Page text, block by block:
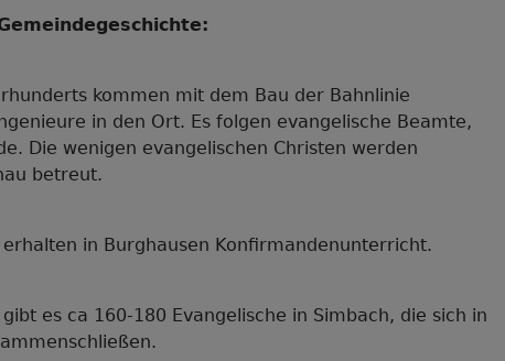
kommen mit dem Bau der Bahnlinie
in den Ort. Es folgen evangelische Beamte,
Die wenigen evangelischen Christen werden
betreut.
in Burghausen Konfirmandenunterricht.
es ca 160-180 Evangelische in Simbach, die sich in